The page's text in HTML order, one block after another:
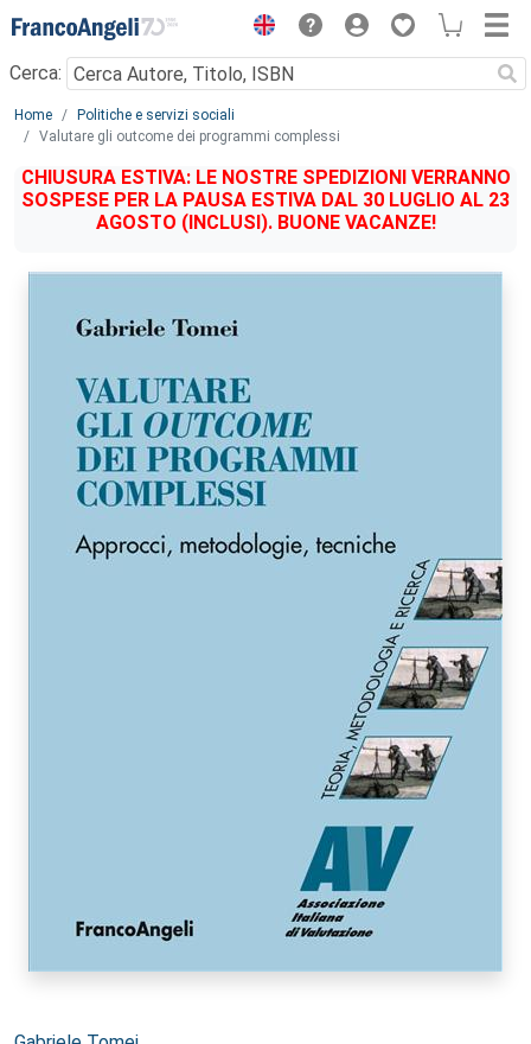
Menu
Cerca:
Main content
Home
Politiche e servizi sociali
Valutare gli outcome dei programmi complessi
CHIUSURA ESTIVA: LE NOSTRE SPEDIZIONI VERRANNO
SOSPESE PER LA PAUSA ESTIVA DAL 30 LUGLIO AL 23
AGOSTO (INCLUSI). BUONE VACANZE!